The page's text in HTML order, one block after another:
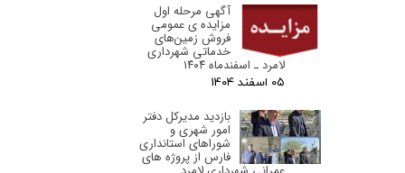
آگهی مرحله اول
مزایده ی عمومی
فروش زمین‌های
خدماتی شهرداری
لامرد ـ اسفندماه ۱۴۰۴
۰۵ اسفند ۰۴
بازدید مدیرکل دفتر
امور شهری و
شوراهای استانداری
فارس از پروژه های